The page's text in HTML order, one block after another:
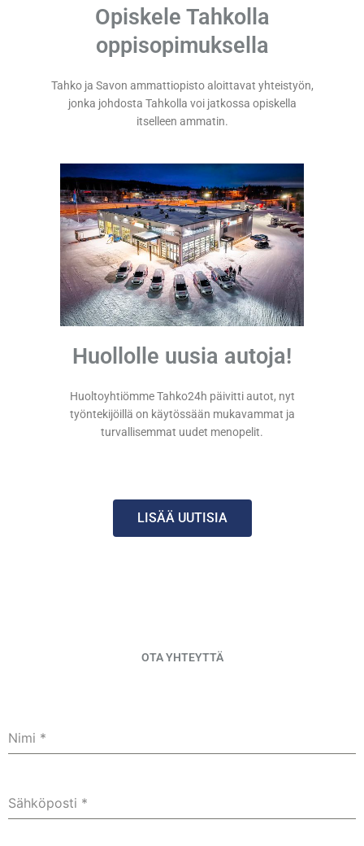
Opiskele Tahkolla
oppisopimuksella
Tahko ja Savon ammattiopisto aloittavat yhteistyön,
jonka johdosta Tahkolla voi jatkossa opiskella
itselleen ammatin.
Huollolle uusia autoja!
Huoltoyhtiömme Tahko24h päivitti autot, nyt
työntekijöillä on käytössään mukavammat ja
turvallisemmat uudet menopelit.
LISÄÄ UUTISIA
OTA YHTEYTTÄ
Nimi *
Sähköposti *